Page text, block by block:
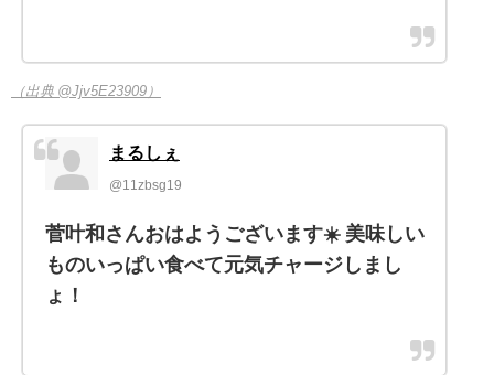
（出典 @Jjv5E23909）
まるしぇ
@11zbsg19
菅叶和さんおはようございます☀️ 美味しい
ものいっぱい食べて元気チャージしまし
ょ！